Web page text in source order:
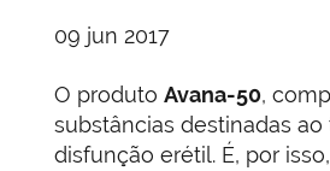
09 jun 2017
O produto Avana-50,
substâncias destinadas
disfunção erétil. É, por